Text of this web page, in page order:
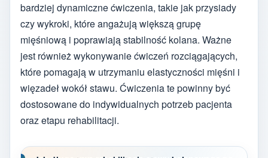
bardziej dynamiczne ćwiczenia, takie jak przysiady
czy wykroki, które angażują większą grupę
mięśniową i poprawiają stabilność kolana. Ważne
jest również wykonywanie ćwiczeń rozciągających,
które pomagają w utrzymaniu elastyczności mięśni i
więzadeł wokół stawu. Ćwiczenia te powinny być
dostosowane do indywidualnych potrzeb pacjenta
oraz etapu rehabilitacji.